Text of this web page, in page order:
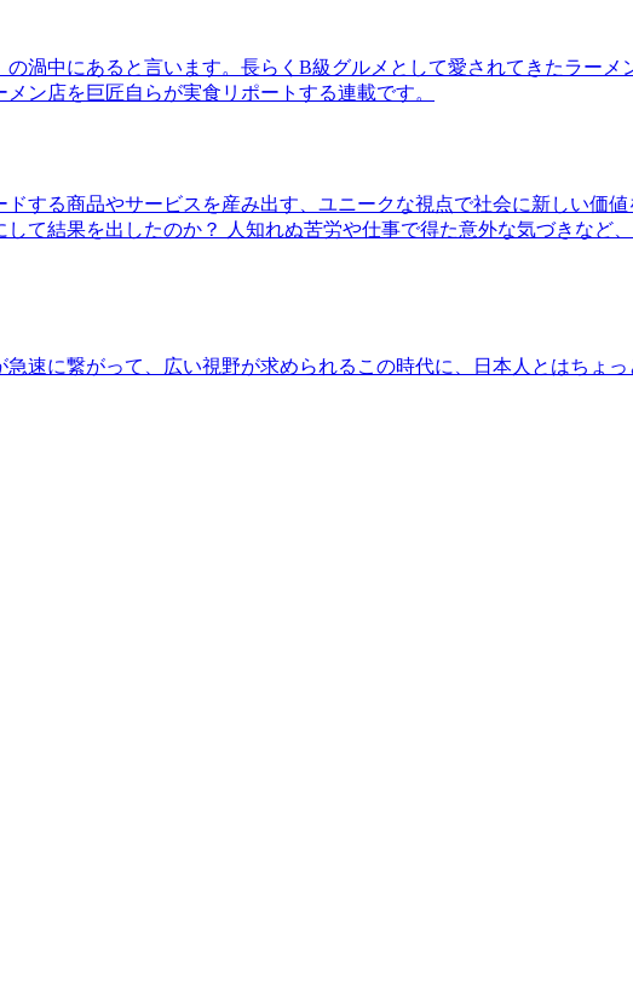
渦中にあると言います。長らくB級グルメとして愛されてきたラーメ
ン店を巨匠自らが実食リポートする連載です。
する商品やサービスを産み出す、ユニークな視点で社会に新しい価
て結果を出したのか？ 人知れぬ苦労や仕事で得た意外な気づきなど
速に繋がって、広い視野が求められるこの時代に、日本人とはちょ